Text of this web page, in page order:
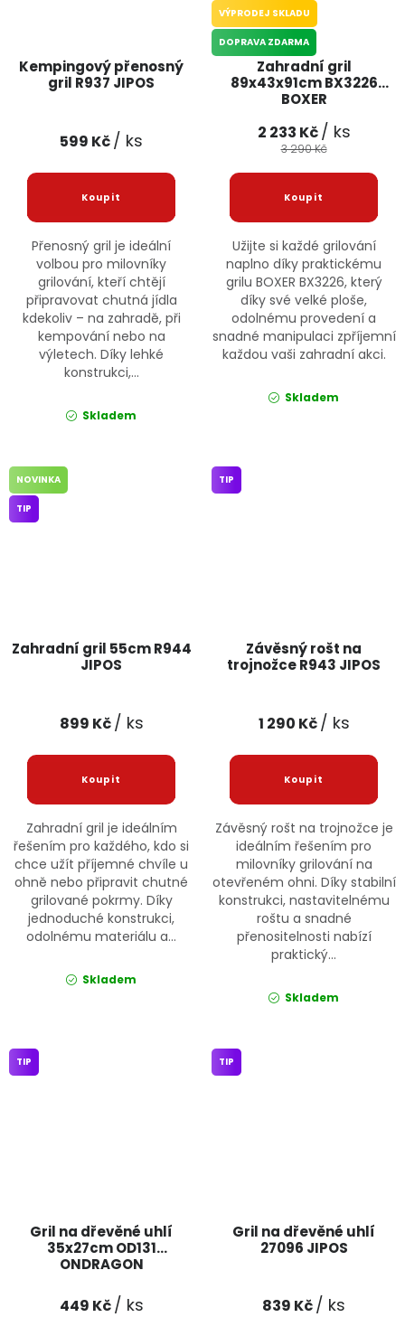
Kempingový přenosný
gril R937 JIPOS
599 Kč/ ks
Přenosný gril je ideální
volbou pro milovníky
grilování, kteří chtějí
připravovat chutná jídla
kdekoliv – na zahradě, při
kempování nebo na
výletech. Díky lehké
konstrukci,...
Skladem
Zahradní gril
89x43x91cm BX3226
BOXER
VÝPRODEJ SKLADU
DOPRAVA ZDARMA
2 233 Kč/ ks
3 290 Kč
Užijte si každé grilování
naplno díky praktickému
grilu BOXER BX3226, který
díky své velké ploše,
odolnému provedení a
snadné manipulaci zpříjemní
každou vaši zahradní akci.
Skladem
Zahradní gril 55cm R944
JIPOS
NOVINKA
TIP
899 Kč/ ks
Zahradní gril je ideálním
řešením pro každého, kdo si
chce užít příjemné chvíle u
ohně nebo připravit chutné
grilované pokrmy. Díky
jednoduché konstrukci,
odolnému materiálu a...
Skladem
Závěsný rošt na
trojnožce R943 JIPOS
TIP
1 290 Kč/ ks
Závěsný rošt na trojnožce je
ideálním řešením pro
milovníky grilování na
otevřeném ohni. Díky stabilní
konstrukci, nastavitelnému
roštu a snadné
přenositelnosti nabízí
praktický...
Skladem
Gril na dřevěné uhlí
35x27cm OD131
ONDRAGON
TIP
449 Kč/ ks
Gril na dřevěné uhlí
27096 JIPOS
TIP
839 Kč/ ks